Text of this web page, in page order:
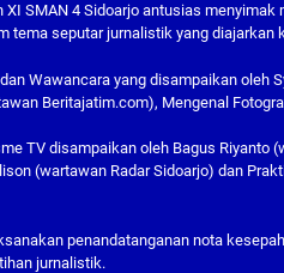
SMAN 4 Sidoarjo antusias
tema seputar jurnalistik yang
Wawancara yang disampaikan
Beritajatim.com), Mengenal
TV disampaikan oleh Bagus Riyanto
(wartawan Radar Sidoarjo) dan
penandatanganan nota
jurnalistik.